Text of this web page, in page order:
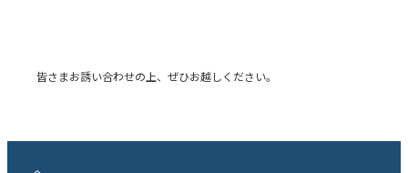
皆さまお誘い合わせの上、ぜひお越しください。